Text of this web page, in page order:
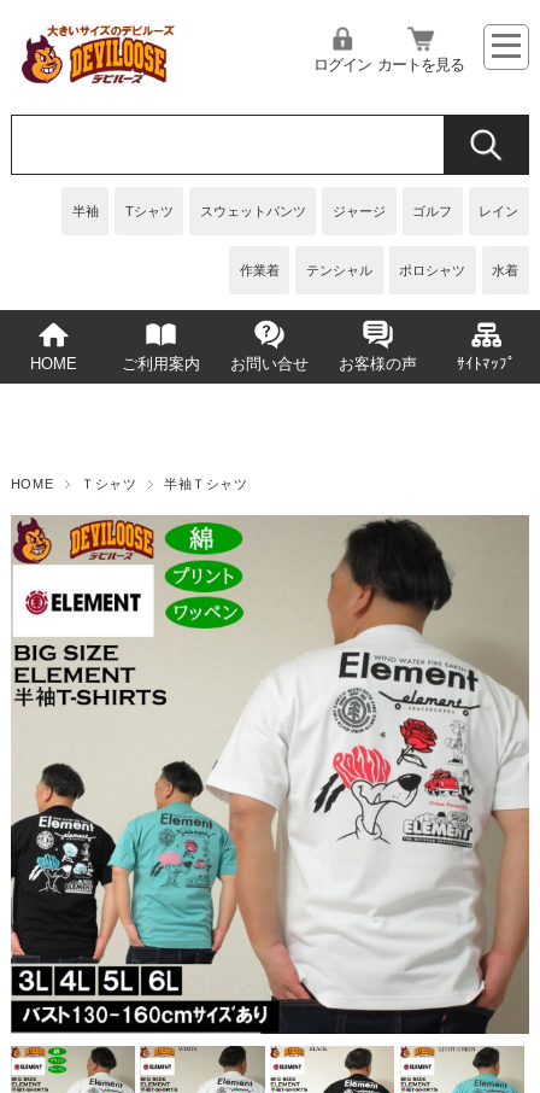
半袖 Tシャツ スウェットパンツ ジャージ ゴルフ レイン
作業着 テンシャル ポロシャツ 水着
ログイン カートを見る
HOME ご利用案内 お問い合せ お客様の声 ｻｲﾄﾏｯﾌﾟ
HOME Ｔシャツ 半袖Ｔシャツ